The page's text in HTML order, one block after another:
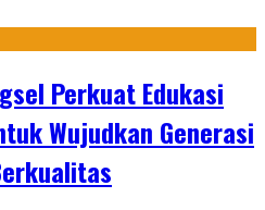
Perkuat Edukasi
Wujudkan Generasi